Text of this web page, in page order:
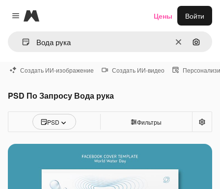
Close menu
Magnific
ОчиститьПоиск
Цены Войти
Создать ИИ-изображение Создать ИИ-видео
PSD По Запросу Вода рука
PSD Фильтры